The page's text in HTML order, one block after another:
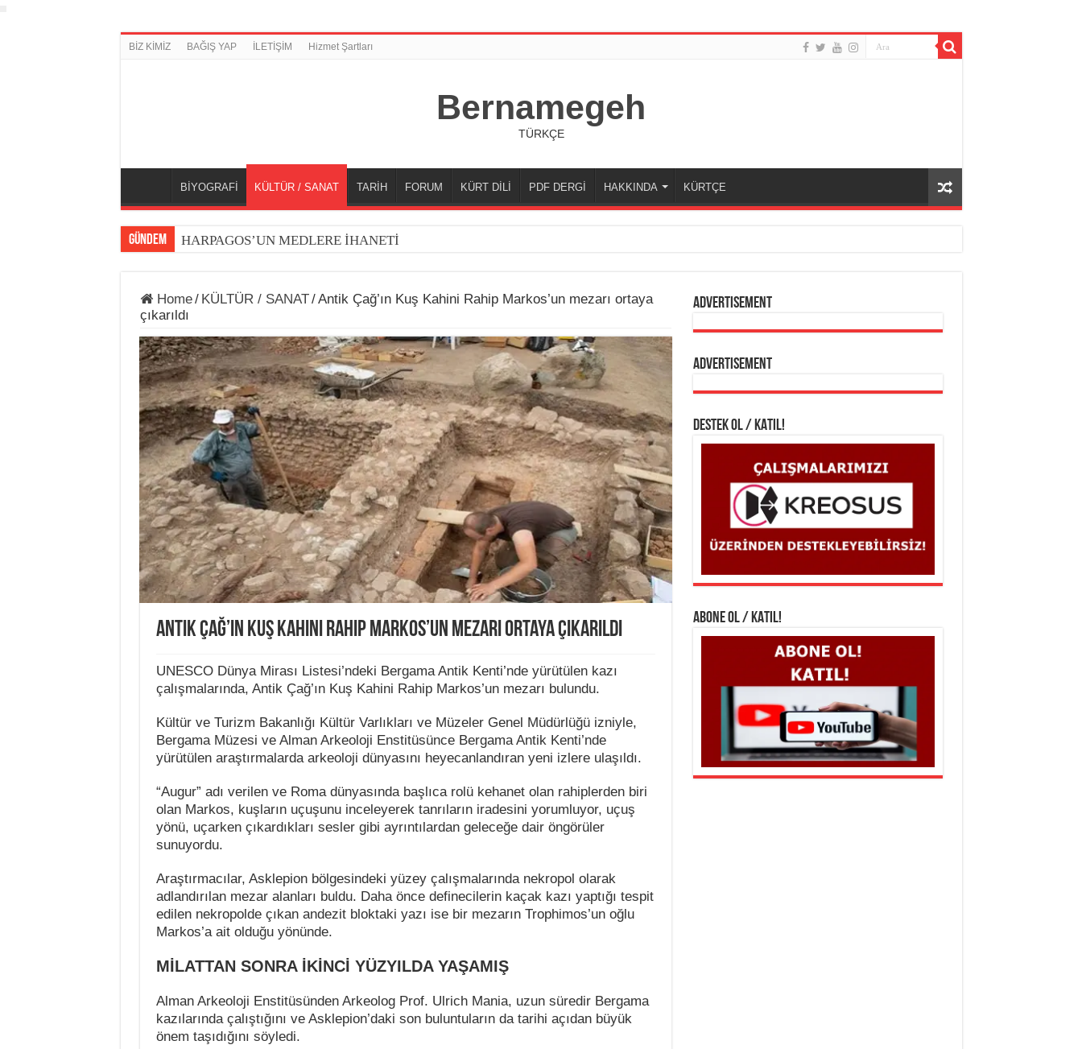
BİZ KİMİZ BAĞIŞ YAP İLETİŞİM Hizmet Şartları
Bernamegeh
TÜRKÇE
BİYOGRAFİ KÜLTÜR / SANAT TARİH FORUM KÜRT DİLİ PDF DERGİ HAKKINDA KÜRTÇE
GÜNDEM HARPAGOS’UN MEDLERE İHANETİ
Home/ KÜLTÜR / SANAT/Antik Çağ’ın Kuş Kahini Rahip Markos’un mezarı ortaya
çıkarıldı
Antik Çağ’ın Kuş Kahini Rahip Markos’un mezarı ortaya çıkarıldı
UNESCO Dünya Mirası Listesi’ndeki Bergama Antik Kenti’nde yürütülen kazı
çalışmalarında, Antik Çağ’ın Kuş Kahini Rahip Markos’un mezarı bulundu.
Kültür ve Turizm Bakanlığı Kültür Varlıkları ve Müzeler Genel Müdürlüğü izniyle,
Bergama Müzesi ve Alman Arkeoloji Enstitüsünce Bergama Antik Kenti’nde
yürütülen araştırmalarda arkeoloji dünyasını heyecanlandıran yeni izlere ulaşıldı.
“Augur” adı verilen ve Roma dünyasında başlıca rolü kehanet olan rahiplerden biri
olan Markos, kuşların uçuşunu inceleyerek tanrıların iradesini yorumluyor, uçuş
yönü, uçarken çıkardıkları sesler gibi ayrıntılardan geleceğe dair öngörüler
sunuyordu.
Araştırmacılar, Asklepion bölgesindeki yüzey çalışmalarında nekropol olarak
adlandırılan mezar alanları buldu. Daha önce definecilerin kaçak kazı yaptığı tespit
edilen nekropolde çıkan andezit bloktaki yazı ise bir mezarın Trophimos’un oğlu
Markos’a ait olduğu yönünde.
MİLATTAN SONRA İKİNCİ YÜZYILDA YAŞAMIŞ
Alman Arkeoloji Enstitüsünden Arkeolog Prof. Ulrich Mania, uzun süredir Bergama
kazılarında çalıştığını ve Asklepion’daki son buluntuların da tarihi açıdan büyük
önem taşıdığını söyledi.
Advertisement
Advertisement
DESTEK OL / KATIL!
ABONE OL / KATIL!